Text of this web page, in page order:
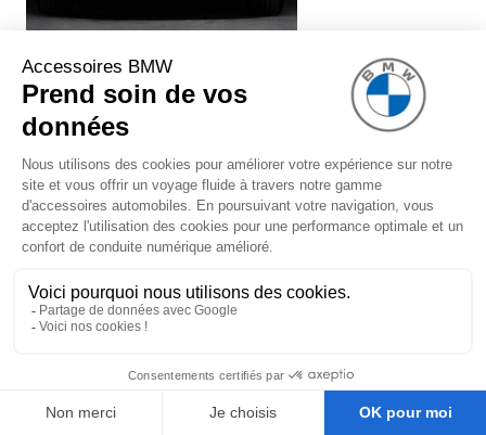
Système de silencieux BMW
Performance (avec embouts chromés)
pour BMW Série 3 F30 F31 (340i
uniquement)